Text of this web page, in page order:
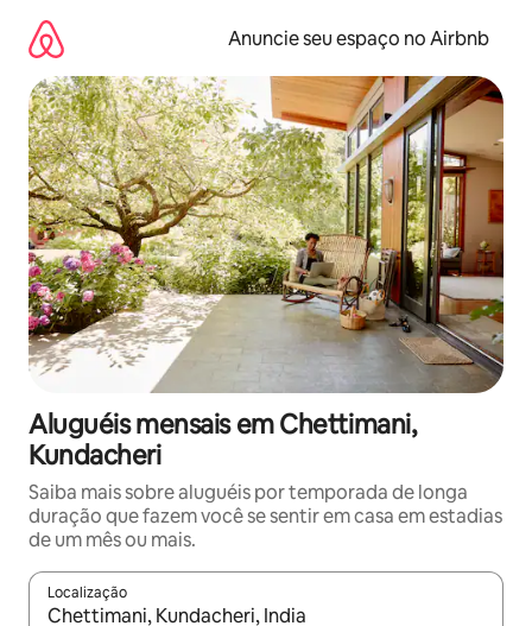
para
conteúdo
Anuncie seu espaço no Airbnb
Aluguéis mensais em Chettimani,
Kundacheri
Saiba mais sobre aluguéis por temporada de longa
duração que fazem você se sentir em casa em estadias
de um mês ou mais.
Localização
Quando os resultados estiverem disponíveis, explore-os